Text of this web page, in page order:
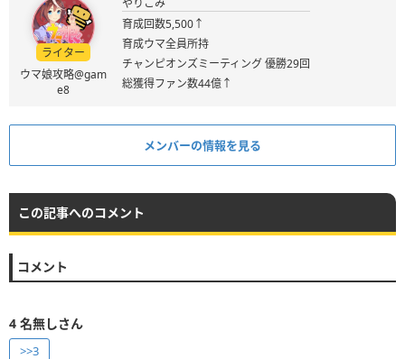
ライター
ウマ娘攻略@gam
e8
育成回数5,500↑
育成ウマ全員所持
チャンピオンズミーティング 優勝29回
総獲得ファン数44億↑
メンバーの情報を見る
この記事へのコメント
コメント
4 名無しさん
>>3